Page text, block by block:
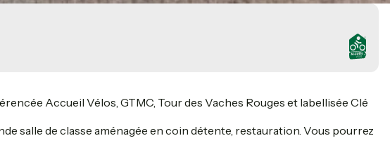
Accueil Vélos, GTMC, Tour des Vaches Rouges et labellisée Clé
salle de classe aménagée en coin détente, restauration. Vous pourrez